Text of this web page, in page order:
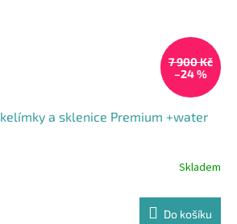
7 900 Kč
–24 %
a sklenice Premium +water
Skladem
Do košíku